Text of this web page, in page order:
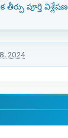
పూర్తి విశ్లేషణ
2024